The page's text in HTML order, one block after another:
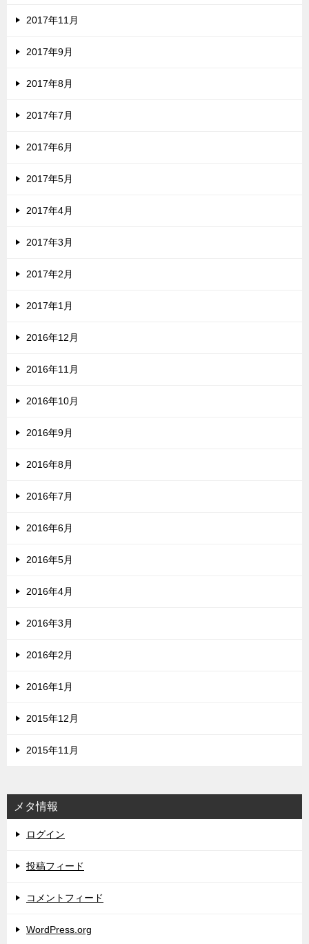
2017年11月
2017年9月
2017年8月
2017年7月
2017年6月
2017年5月
2017年4月
2017年3月
2017年2月
2017年1月
2016年12月
2016年11月
2016年10月
2016年9月
2016年8月
2016年7月
2016年6月
2016年5月
2016年4月
2016年3月
2016年2月
2016年1月
2015年12月
2015年11月
メタ情報
ログイン
投稿フィード
コメントフィード
WordPress.org